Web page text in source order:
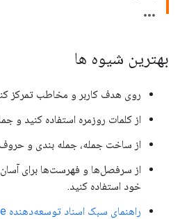
بهترین شیوه ها
روی هدف کاربر و مخاطب تمرکز
از کلمات روزمره استفاده کنید و
از ساخت جمله، جمله بندی و حروف
از سرفصل‌ها و فهرست‌ها برای
خود استفاده کنید.
راهنمای سبک اسناد توسعه‌دهنده Google